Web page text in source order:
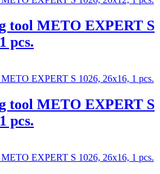
tool METO EXPERT S
pcs.
tool METO EXPERT S
pcs.